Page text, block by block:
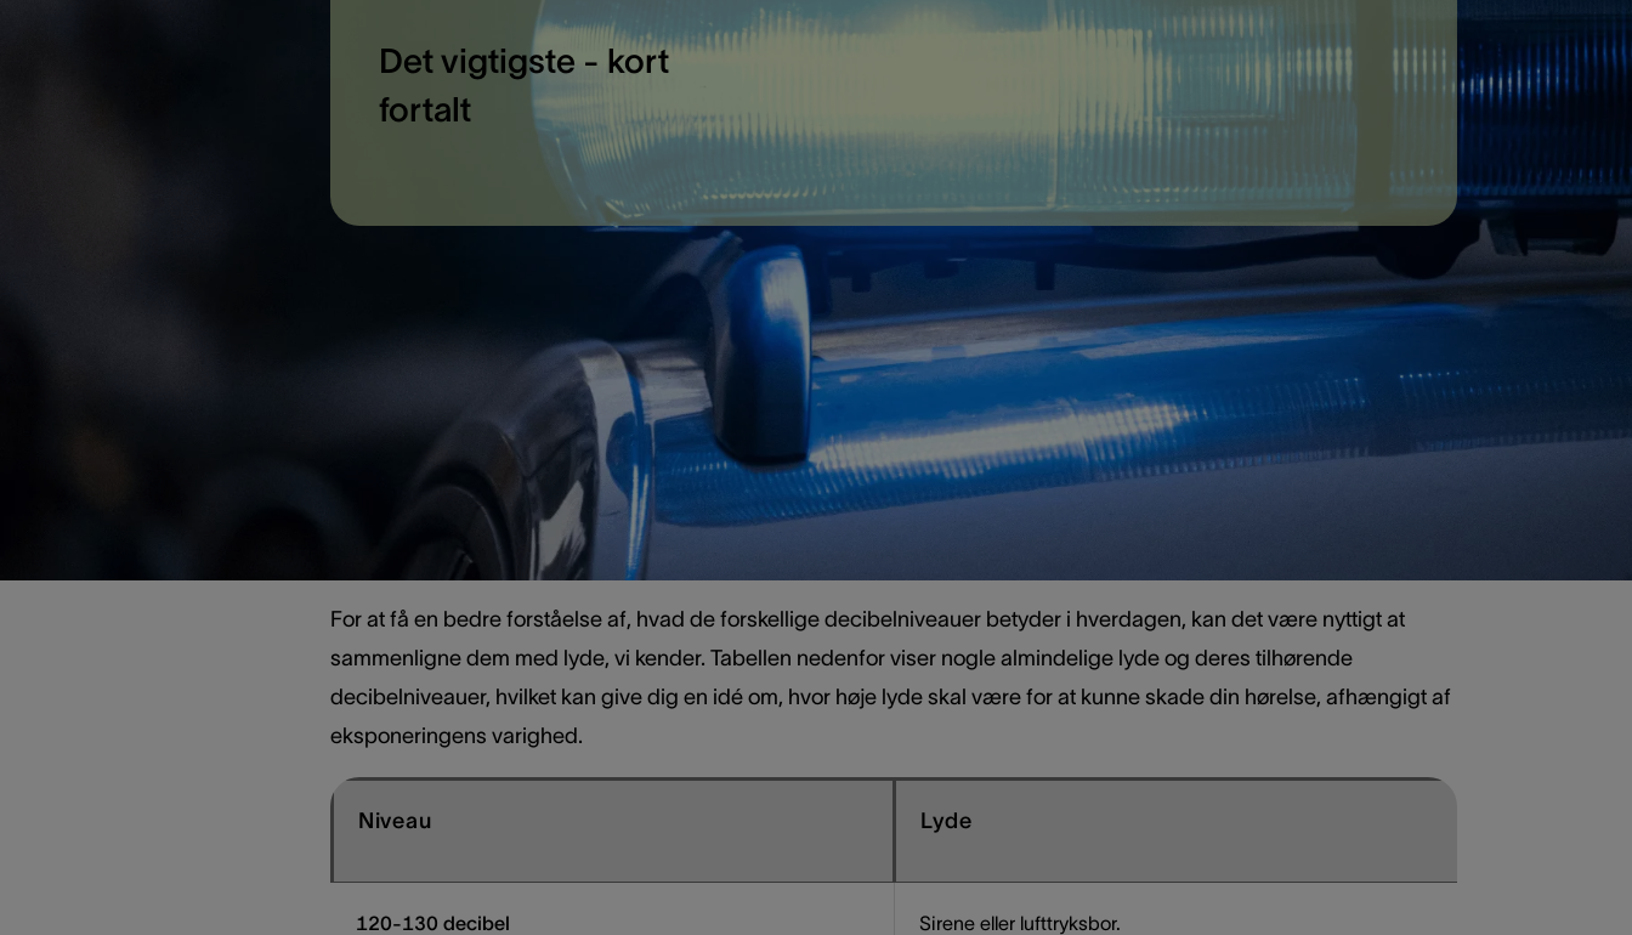
Det vigtigste - kort
fortalt
Når det kommer til at forstå, hvad der er skadeligt for vores hørelse, er decibel (dB) en central enhed. Decibel er en
måleenhed for lydstyrke, og det, der kan være skadeligt for vores ører, afhænger af både lydens intensitet og hvor
længe man er eksponeret for den. Generelt set kan lyde, der er højere end 85 dB, være skadelige, hvis man udsættes
for dem over længere tid. Det betyder, at lyde som en travl gade, en støvsuger eller en højtaler til en koncert kan være
risikable. Ved højere lydniveauer, som 100 dB eller mere, kan skader på hørelsen opstå hurtigt, selv ved kortvarig
eksponering. Derfor er det vigtigt at være opmærksom på, hvor højt lyden er, og hvor længe du udsættes for den.
Decibel tabel
For at få en bedre forståelse af, hvad de forskellige decibelniveauer betyder i hverdagen, kan det være nyttigt at
sammenligne dem med lyde, vi kender. Tabellen nedenfor viser nogle almindelige lyde og deres tilhørende
decibelniveauer, hvilket kan give dig en idé om, hvor høje lyde skal være for at kunne skade din hørelse, afhængigt af
eksponeringens varighed.
Niveau Lyde
120-130 decibel Sirene eller lufttryksbor.